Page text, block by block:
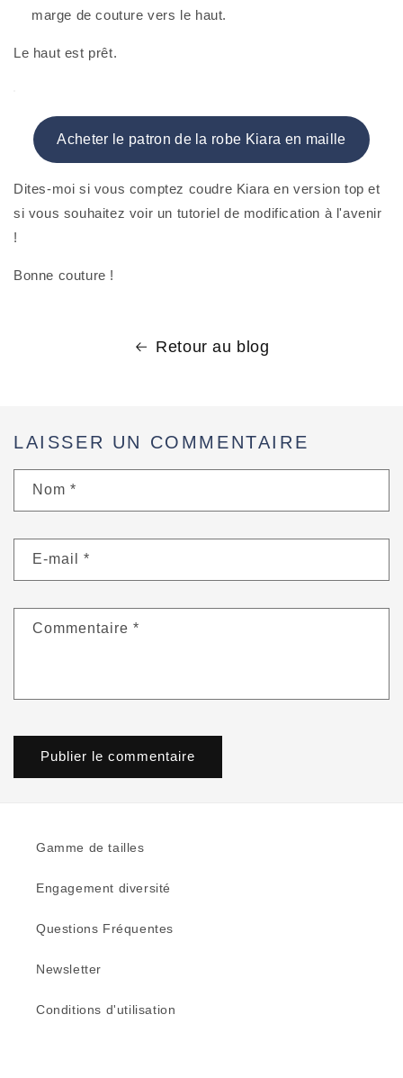
marge de couture vers le haut.
Le haut est prêt.
Acheter le patron de la robe Kiara en maille
Dites-moi si vous comptez coudre Kiara en version top et
si vous souhaitez voir un tutoriel de modification à l'avenir
!
Bonne couture !
Retour au blog
LAISSER UN COMMENTAIRE
Nom *
E-mail *
Commentaire *
Gamme de tailles
Engagement diversité
Questions Fréquentes
Newsletter
Conditions d'utilisation